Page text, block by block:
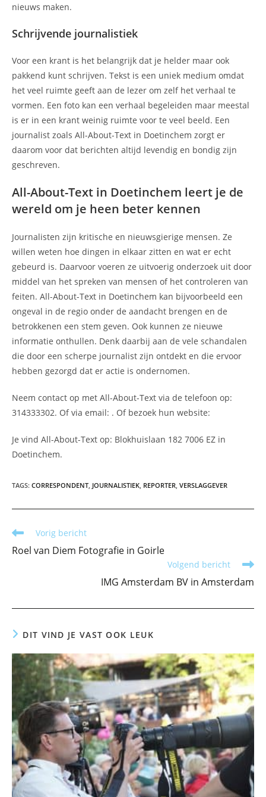
nieuws maken.
Schrijvende journalistiek
Voor een krant is het belangrijk dat je helder maar ook
pakkend kunt schrijven. Tekst is een uniek medium omdat
het veel ruimte geeft aan de lezer om zelf het verhaal te
vormen. Een foto kan een verhaal begeleiden maar meestal
is er in een krant weinig ruimte voor te veel beeld. Een
journalist zoals All-About-Text in Doetinchem zorgt er
daarom voor dat berichten altijd levendig en bondig zijn
geschreven.
All-About-Text in Doetinchem leert je de
wereld om je heen beter kennen
Journalisten zijn kritische en nieuwsgierige mensen. Ze
willen weten hoe dingen in elkaar zitten en wat er echt
gebeurd is. Daarvoor voeren ze uitvoerig onderzoek uit door
middel van het spreken van mensen of het controleren van
feiten. All-About-Text in Doetinchem kan bijvoorbeeld een
ongeval in de regio onder de aandacht brengen en de
betrokkenen een stem geven. Ook kunnen ze nieuwe
informatie onthullen. Denk daarbij aan de vele schandalen
die door een scherpe journalist zijn ontdekt en die ervoor
hebben gezorgd dat er actie is ondernomen.
Neem contact op met All-About-Text via de telefoon op:
314333302. Of via email: . Of bezoek hun website:
Je vind All-About-Text op: Blokhuislaan 182 7006 EZ in
Doetinchem.
TAGS: CORRESPONDENT JOURNALISTIEK REPORTER VERSLAGGEVER
Lees
artikelen
Vorig bericht
Roel van Diem Fotografie in Goirle
Volgend bericht
IMG Amsterdam BV in Amsterdam
DIT VIND JE VAST OOK LEUK